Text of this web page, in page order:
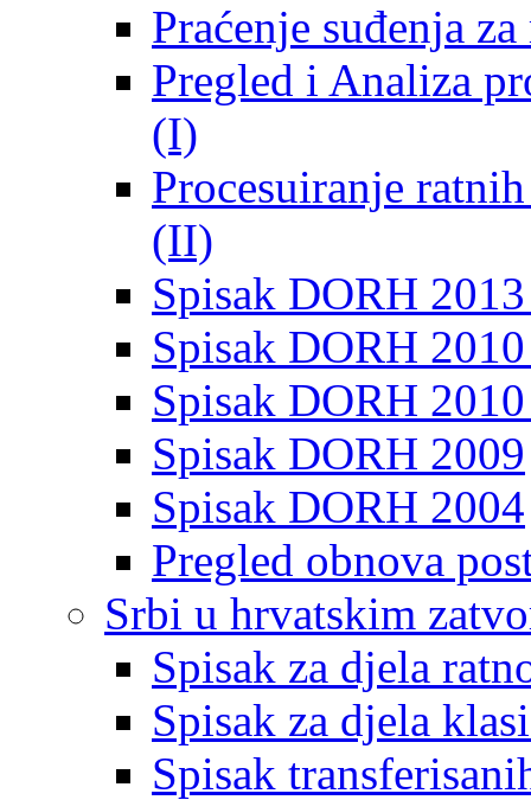
Praćenje suđenja
Pregled i Analiza
(I)
Procesuiranje
(II)
Spisak DORH
Spisak DORH
Spisak DORH
Spisak DORH 2009
Spisak DORH 2004
Pregled obnova
Srbi u hrvatskim
Spisak za djela
Spisak za djela
Spisak